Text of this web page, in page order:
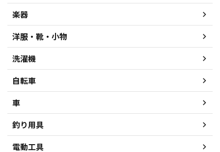
楽器
洋服・靴・小物
洗濯機
自転車
車
釣り用具
電動工具